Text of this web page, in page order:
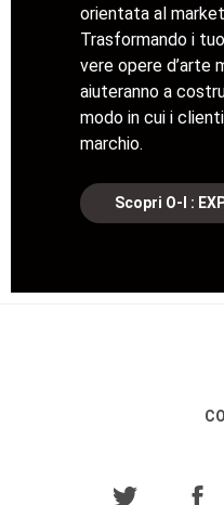
orientata al
Trasformando i
vere opere d’arte
aiuteranno a
modo in cui i
marchio.
Scopri O-I :